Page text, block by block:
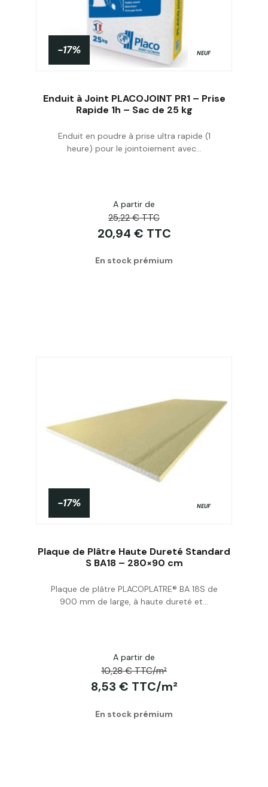
Acheter
-17% NEUF
Enduit à Joint PLACOJOINT PR1 – Prise
Rapide 1h – Sac de 25 kg
Enduit en poudre à prise ultra rapide (1
heure) pour le jointoiement avec...
A partir de
25,22 € TTC
20,94 € TTC
En stock prémium
Acheter
-17% NEUF
Plaque de Plâtre Haute Dureté Standard
S BA18 – 280×90 cm
Plaque de plâtre PLACOPLATRE® BA 18S de
900 mm de large, à haute dureté et...
A partir de
10,28 € TTC/m²
8,53 € TTC/m²
En stock prémium